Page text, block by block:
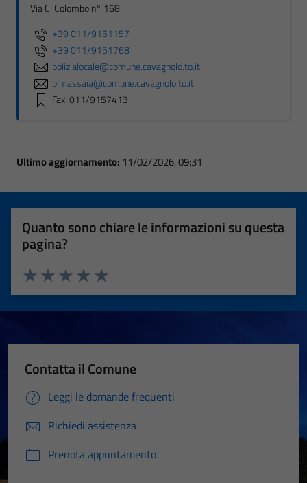
Via C. Colombo n° 168
+39 011/9151157
+39 011/9151768
polizialocale@comune.cavagnolo.to.it
plmassaia@comune.cavagnolo.to.it
Fax: 011/9157413
Ultimo aggiornamento: 11/02/2026, 09:31
Quanto sono chiare le informazioni su questa
pagina?
Valuta 5 stelle su 5
Valuta 4 stelle su 5
Valuta 3 stelle su 5
Valuta 2 stelle su 5
Valuta 1 stelle su 5
Contatta il Comune
Leggi le domande frequenti
Richiedi assistenza
Prenota appuntamento